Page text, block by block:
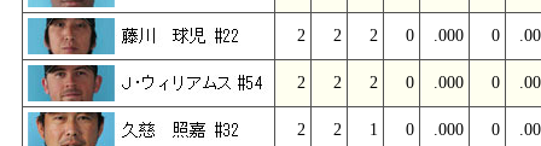
2 2 2 0 .000 0
2 2 2 0 .000 0
2 2 1 0 .000 0